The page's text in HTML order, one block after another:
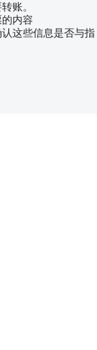
账。
内容
这些信息是否与指